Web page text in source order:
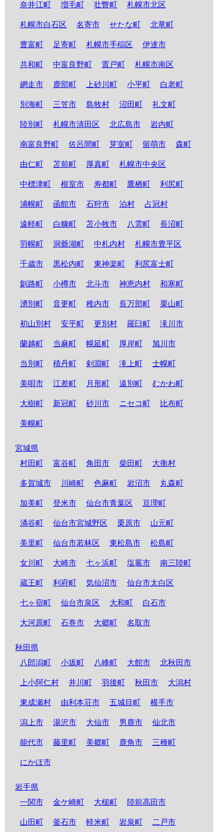
奈井江町 増毛町 壮瞥町 札幌市北区
札幌市白石区 名寄市 せたな町 北竜町
豊富町 足寄町 札幌市手稲区 伊達市
共和町 中富良野町 置戸町 札幌市南区
網走市 鹿部町 上砂川町 小平町 白老町
別海町 三笠市 島牧村 沼田町 礼文町
陸別町 札幌市清田区 北広島市 岩内町
南富良野町 佐呂間町 芽室町 留萌市 森町
由仁町 苫前町 厚真町 札幌市中央区
中標津町 根室市 寿都町 鷹栖町 利尻町
浦幌町 函館市 石狩市 泊村 占冠村
遠軽町 白糠町 苫小牧市 八雲町 長沼町
羽幌町 洞爺湖町 中札内村 札幌市豊平区
千歳市 黒松内町 東神楽町 利尻富士町
釧路町 小樽市 北斗市 神恵内村 和寒町
湧別町 音更町 稚内市 長万部町 栗山町
初山別村 安平町 更別村 羅臼町 滝川市
蘭越町 当麻町 幌延町 厚岸町 旭川市
当別町 積丹町 剣淵町 滝上町 士幌町
美唄市 江差町 月形町 遠別町 むかわ町
大樹町 新冠町 砂川市 ニセコ町 比布町
美幌町
宮城県
村田町
富谷町 角田市 柴田町 大衡村
多賀城市 川崎町 色麻町 岩沼市 丸森町
加美町 登米市 仙台市青葉区 亘理町
涌谷町 仙台市宮城野区 栗原市 山元町
美里町 仙台市若林区 東松島市 松島町
女川町 大崎市 七ヶ浜町 塩竈市 南三陸町
蔵王町 利府町 気仙沼市 仙台市太白区
七ヶ宿町 仙台市泉区 大和町 白石市
大河原町 石巻市 大郷町 名取市
秋田県
八郎潟町
小坂町 八峰町 大館市 北秋田市
上小阿仁村 井川町 羽後町 秋田市 大潟村
東成瀬村 由利本荘市 五城目町 横手市
潟上市 湯沢市 大仙市 男鹿市 仙北市
能代市 藤里町 美郷町 鹿角市 三種町
にかほ市
岩手県
一関市
金ケ崎町 大槌町 陸前高田市
山田町 釜石市 軽米町 岩泉町 二戸市